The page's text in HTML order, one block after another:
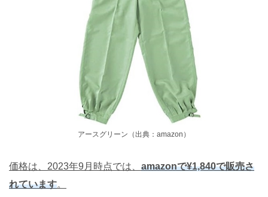
アースグリーン（出典：amazon）
価格は、2023年9月時点では、 amazonで¥1,840で販売さ
れています。